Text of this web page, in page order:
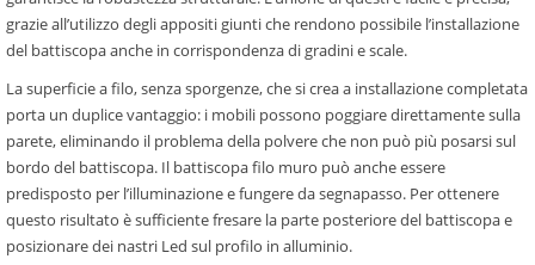
grazie all’utilizzo degli appositi giunti che rendono possibile l’installazione
del battiscopa anche in corrispondenza di gradini e scale.
La superﬁcie a ﬁlo, senza sporgenze, che si crea a installazione completata
porta un duplice vantaggio: i mobili possono poggiare direttamente sulla
parete, eliminando il problema della polvere che non può più posarsi sul
bordo del battiscopa. Il battiscopa ﬁlo muro può anche essere
predisposto per l’illuminazione e fungere da segnapasso. Per ottenere
questo risultato è sufﬁciente fresare la parte posteriore del battiscopa e
posizionare dei nastri Led sul proﬁlo in alluminio.